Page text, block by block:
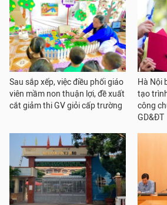
Sau sắp xếp, việc điều phối giáo
viên mầm non thuận lợi, đề xuất
cắt giảm thi GV giỏi cấp trường
Hà Nội
tạo
công
GD&ĐT